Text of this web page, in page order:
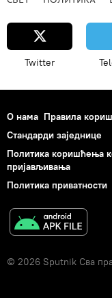
Twitter
О нама Правила
Стандарди заједнице
Политика коришћења
пријављивања
Политика приватности
© 2026 Sputnik Сва